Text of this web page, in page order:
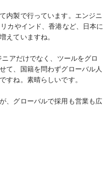
内製で行っています。エンジニ
カやインド、香港など、日本に
えていますね。
アだけでなく、ツールをグロ
て、国籍を問わずグローバル人
すね。素晴らしいです。
、グローバルで採用も営業も広